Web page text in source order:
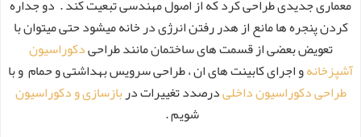
معماری جدیدی طراحی کرد که از اصول مهندسی تبعیت کند . دو جداره
کردن پنجره ها مانع از هدر رفتن انرژی در خانه میشود حتی میتوان با
تعویض بعضی از قسمت های ساختمان مانند طراحیدکوراسیون
آشپزخانهو اجرای کابینت های ان ، طراحی سرویس بهداشتی و حمام و با
طراحی دکوراسیون داخلیدرصدد تغییرات دربازسازی و دکوراسیون
شویم .